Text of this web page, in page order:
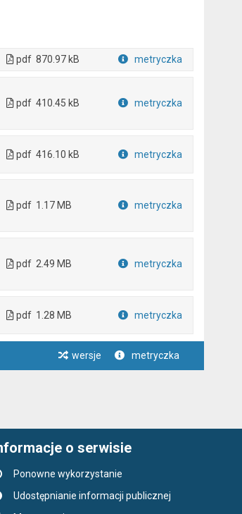
pdf 870.97 kB metryczka
pdf 410.45 kB metryczka
pdf 416.10 kB metryczka
pdf 1.17 MB metryczka
pdf 2.49 MB metryczka
pdf 1.28 MB metryczka
wersje metryczka
o serwisie
Ponowne wykorzystanie
Udostępnianie informacji publicznej